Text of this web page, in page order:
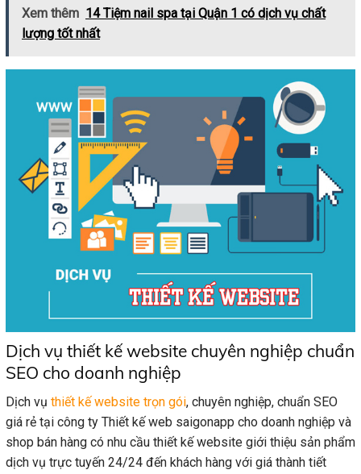
Xem thêm 14 Tiệm nail spa tại Quận 1 có dịch vụ chất
lượng tốt nhất
Dịch vụ thiết kế website chuyên nghiệp chuẩn
SEO cho doanh nghiệp
Dịch vụ thiết kế website trọn gói, chuyên nghiệp, chuẩn SEO
giá​ rẻ tại công ty Thiết kế web saigonapp cho doanh nghiệp và
shop bán hàng có nhu cầu thiết kế website giới thiệu sản phẩm
dịch vụ trực tuyến 24/24 đến khách hàng với giá thành tiết